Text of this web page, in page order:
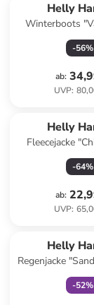
Helly
Winterboots
Grün
-56%
ab:
UVP:
Helly
Fleecejacke
-64%
ab:
UVP:
Helly
Regenjacke
-52%